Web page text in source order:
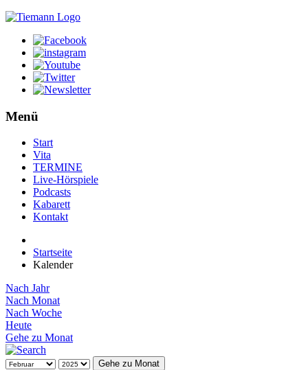
Menü
Start
Vita
TERMINE
Live-Hörspiele
Podcasts
Kabarett
Kontakt
Startseite
Kalender
Nach Jahr
Nach Monat
Nach Woche
Heute
Gehe zu Monat
Gehe zu Monat